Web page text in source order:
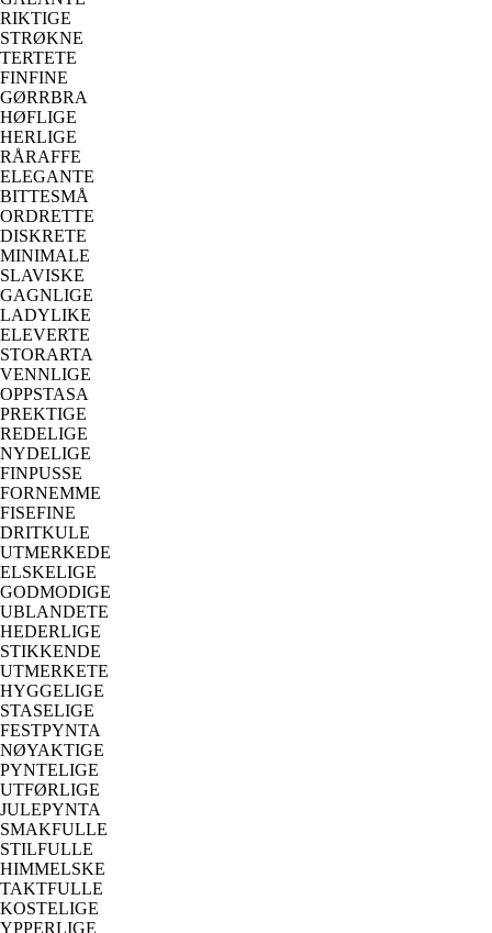
RIKTIGE
STRØKNE
TERTETE
FINFINE
GØRRBRA
HØFLIGE
HERLIGE
RÅRAFFE
ELEGANTE
BITTESMÅ
ORDRETTE
DISKRETE
MINIMALE
SLAVISKE
GAGNLIGE
LADYLIKE
ELEVERTE
STORARTA
VENNLIGE
OPPSTASA
PREKTIGE
REDELIGE
NYDELIGE
FINPUSSE
FORNEMME
FISEFINE
DRITKULE
UTMERKEDE
ELSKELIGE
GODMODIGE
UBLANDETE
HEDERLIGE
STIKKENDE
UTMERKETE
HYGGELIGE
STASELIGE
FESTPYNTA
NØYAKTIGE
PYNTELIGE
UTFØRLIGE
JULEPYNTA
SMAKFULLE
STILFULLE
HIMMELSKE
TAKTFULLE
KOSTELIGE
YPPERLIGE